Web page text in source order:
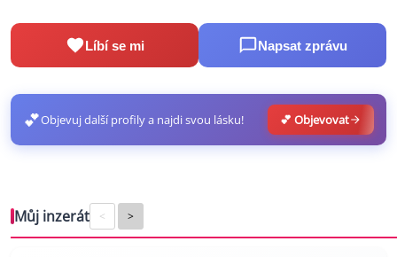
Líbí se mi Napsat zprávu
💕Objevuj další profily a najdi svou lásku! 💕 Objevovat
Můj inzerát < >